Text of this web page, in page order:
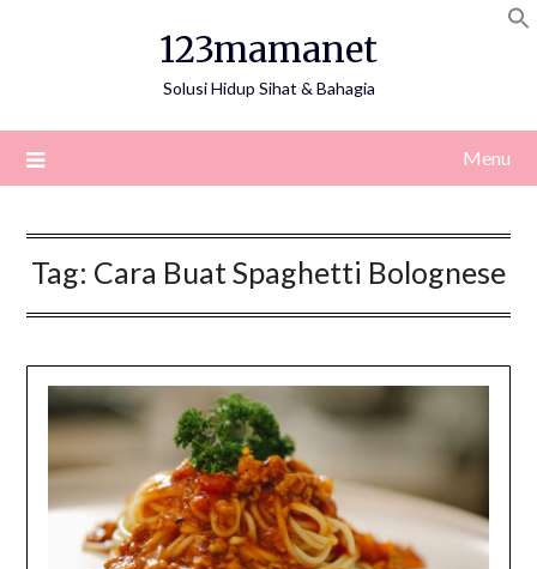
123mamanet
Solusi Hidup Sihat & Bahagia
Menu
Tag: Cara Buat Spaghetti Bolognese